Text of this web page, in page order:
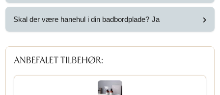
Skal der være hanehul i din badbordplade? Ja ›
ANBEFALET TILBEHØR: